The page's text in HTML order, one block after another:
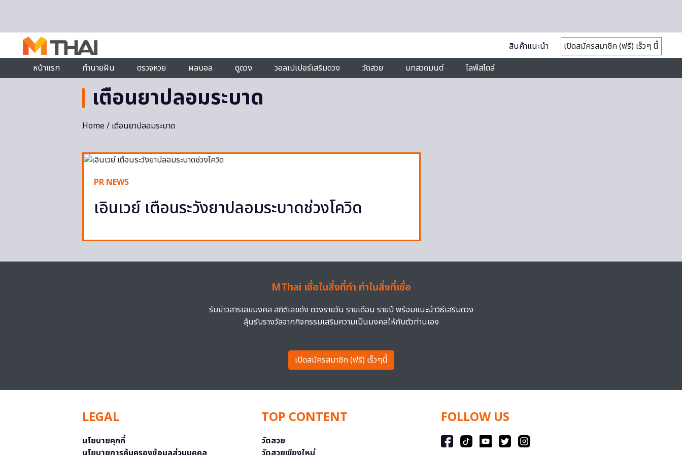
สินค้าแนะนำ
เปิดสมัครสมาชิก (ฟรี) เร็วๆ นี้
หน้าแรก
ทำนายฝัน ตรวจหวย ผลบอล ดูดวง วอลเปเปอร์เสริมดวง วัดสวย บทสวดมนต์ ไลฟ์สไตล์
เตือนยาปลอมระบาด
Home/ เตือนยาปลอมระบาด
PR NEWS
เอินเวย์ เตือนระวังยาปลอมระบาดช่วงโควิด
MThai เชื่อในสิ่งที่ทำ ทำในสิ่งที่เชื่อ
รับข่าวสารเลขมงคล สถิติเลขดัง ดวงรายวัน รายเดือน รายปี พร้อมแนะนำวิธีเสริมดวง
ลุ้นรับรางวัลจากกิจกรรมเสริมความเป็นมงคลให้กับตัวท่านเอง
เปิดสมัครสมาชิก (ฟรี) เร็วๆนี้
LEGAL
นโยบายคุกกี้
TOP CONTENT
วัดสวย
FOLLOW US